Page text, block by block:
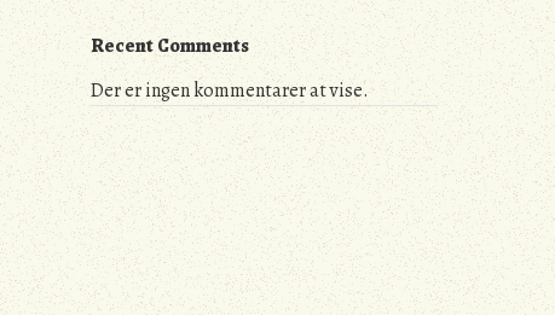
Recent Comments
Der er ingen kommentarer at vise.